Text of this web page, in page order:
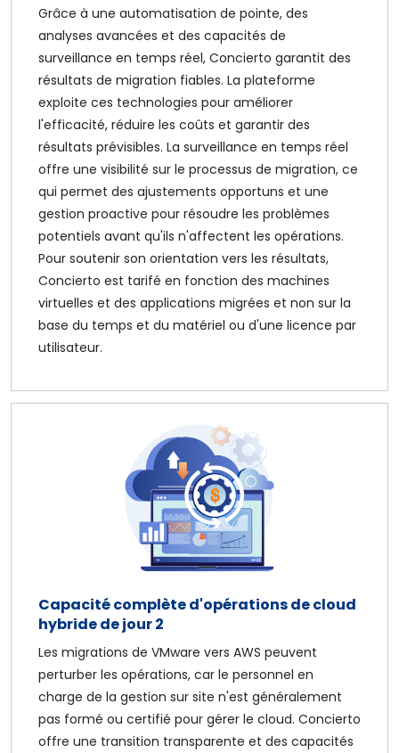
Grâce à une automatisation de pointe, des
analyses avancées et des capacités de
surveillance en temps réel, Concierto garantit des
résultats de migration fiables. La plateforme
exploite ces technologies pour améliorer
l'efficacité, réduire les coûts et garantir des
résultats prévisibles. La surveillance en temps réel
offre une visibilité sur le processus de migration, ce
qui permet des ajustements opportuns et une
gestion proactive pour résoudre les problèmes
potentiels avant qu'ils n'affectent les opérations.
Pour soutenir son orientation vers les résultats,
Concierto est tarifé en fonction des machines
virtuelles et des applications migrées et non sur la
base du temps et du matériel ou d'une licence par
utilisateur.
Capacité complète d'opérations de cloud
hybride de jour 2
Les migrations de VMware vers AWS peuvent
perturber les opérations, car le personnel en
charge de la gestion sur site n'est généralement
pas formé ou certifié pour gérer le cloud. Concierto
offre une transition transparente et des capacités